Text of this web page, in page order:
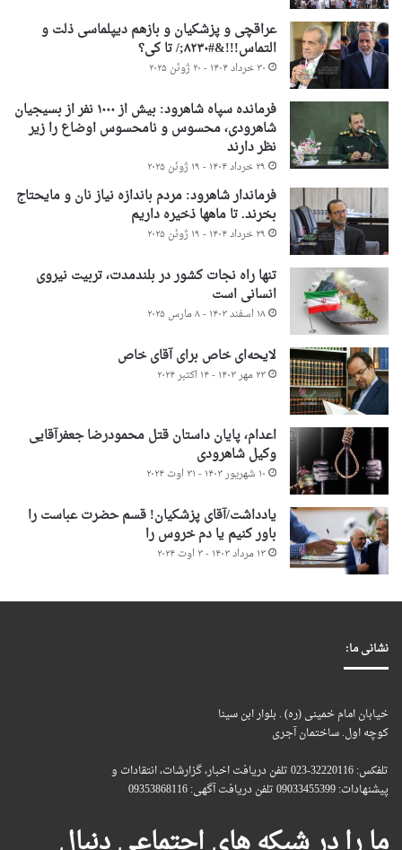
عراقچی و پزشکیان و بازهم دیپلماسی ذلت و
التماس!!!&#۸۲۳۰;/ تا کی؟
۳۰ خرداد ۱۴۰۴ - ۲۰ ژوئن ۲۰۲۵
فرمانده سپاه شاهرود: بیش از ۱۰۰۰ نفر از بسیجیان
شاهرودی، محسوس و نامحسوس اوضاع را زیر
نظر دارند
۲۹ خرداد ۱۴۰۴ - ۱۹ ژوئن ۲۰۲۵
فرماندار شاهرود: مردم باندازه نیاز نان و مایحتاج
بخرند. تا ماهها ذخیره داریم
۲۹ خرداد ۱۴۰۴ - ۱۹ ژوئن ۲۰۲۵
تنها راه نجات کشور در بلندمدت، تربیت نیروی
انسانی است
۱۸ اسفند ۱۴۰۳ - ۸ مارس ۲۰۲۵
لایحه‌ای خاص برای آقای خاص
۲۳ مهر ۱۴۰۳ - ۱۴ اکتبر ۲۰۲۴
اعدام، پایان داستان قتل محمودرضا جعفرآقایی
وکیل شاهرودی
۱۰ شهریور ۱۴۰۳ - ۳۱ اوت ۲۰۲۴
یادداشت/آقای پزشکیان! قسم حضرت عباست را
باور کنیم یا دم خروس را
۱۳ مرداد ۱۴۰۳ - ۳ اوت ۲۰۲۴
نشانی ما:
خیابان امام خمینی (ره) . بلوار ابن سینا
کوچه اول. ساختمان آجری
تلفکس: 32220116-023 تلفن دریافت اخبار، گزارشات، انتقادات و
پیشنهادات: 09033455399 تلفن دریافت آگهی: 09353868116